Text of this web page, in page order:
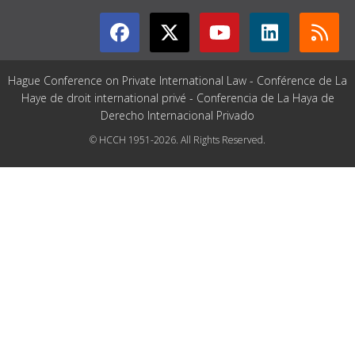
Hague Conference on Private International Law - Conférence de La
Haye de droit international privé - Conferencia de La Haya de
Derecho Internacional Privado
© HCCH 1951-2026. All Rights Reserved.